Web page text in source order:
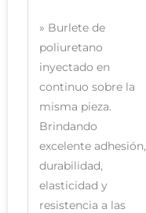
» Burlete de
poliuretano
inyectado en
continuo sobre la
misma pieza.
Brindando
excelente adhesión,
durabilidad,
elasticidad y
resistencia a las